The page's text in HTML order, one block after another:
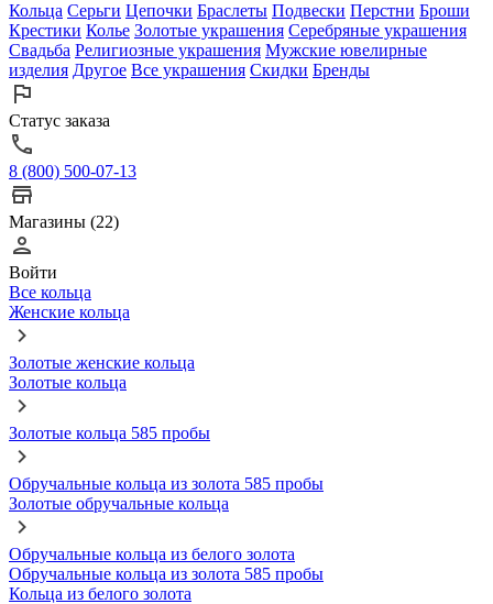
Кольца Серьги Цепочки Браслеты Подвески Перстни Броши
Крестики Колье Золотые украшения Серебряные украшения
Свадьба Религиозные украшения Мужские ювелирные
изделия Другое Все украшения Скидки Бренды
Статус заказа
8 (800) 500-07-13
Магазины (22)
Войти
Все кольца
Женские кольца
Золотые женские кольца
Золотые кольца
Золотые кольца 585 пробы
Обручальные кольца из золота 585 пробы
Золотые обручальные кольца
Обручальные кольца из белого золота
Обручальные кольца из золота 585 пробы
Кольца из белого золота